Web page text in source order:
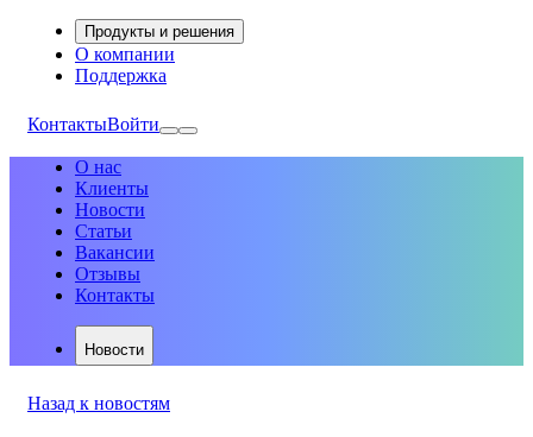
Продукты и решения
О компании
Поддержка
КонтактыВойти
О нас
Клиенты
Новости
Статьи
Вакансии
Отзывы
Контакты
Новости
Назад к новостям